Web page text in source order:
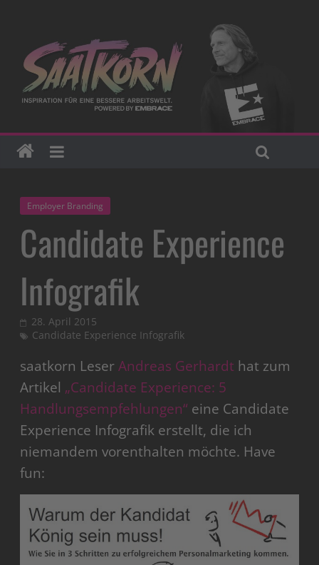
Employer Branding
Candidate Experience
Infografik
28. April 2015
Candidate Experience Infografik
saatkorn LeserAndreas Gerhardt hat zum
Artikel „Candidate Experience: 5
Handlungsempfehlungen“ eine Candidate
Experience Infografik erstellt, die ich
niemandem vorenthalten möchte. Have
fun: